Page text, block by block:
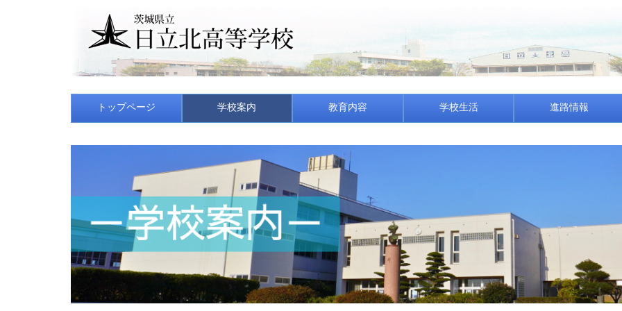
トップページ 学校案内 教育内容 学校生活 進路情報